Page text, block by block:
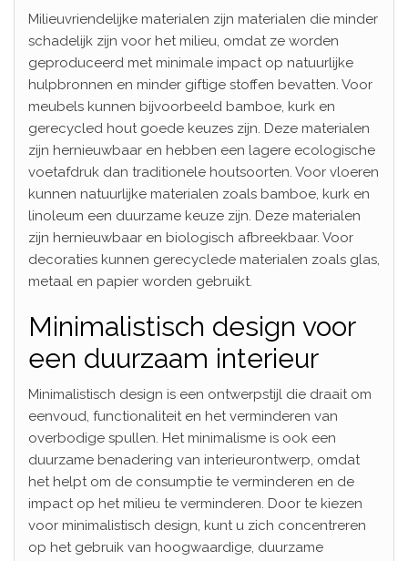
Milieuvriendelijke materialen zijn materialen die minder
schadelijk zijn voor het milieu, omdat ze worden
geproduceerd met minimale impact op natuurlijke
hulpbronnen en minder giftige stoffen bevatten. Voor
meubels kunnen bijvoorbeeld bamboe, kurk en
gerecycled hout goede keuzes zijn. Deze materialen
zijn hernieuwbaar en hebben een lagere ecologische
voetafdruk dan traditionele houtsoorten. Voor vloeren
kunnen natuurlijke materialen zoals bamboe, kurk en
linoleum een duurzame keuze zijn. Deze materialen
zijn hernieuwbaar en biologisch afbreekbaar. Voor
decoraties kunnen gerecyclede materialen zoals glas,
metaal en papier worden gebruikt.
Minimalistisch design voor
een duurzaam interieur
Minimalistisch design is een ontwerpstijl die draait om
eenvoud, functionaliteit en het verminderen van
overbodige spullen. Het minimalisme is ook een
duurzame benadering van interieurontwerp, omdat
het helpt om de consumptie te verminderen en de
impact op het milieu te verminderen. Door te kiezen
voor minimalistisch design, kunt u zich concentreren
op het gebruik van hoogwaardige, duurzame